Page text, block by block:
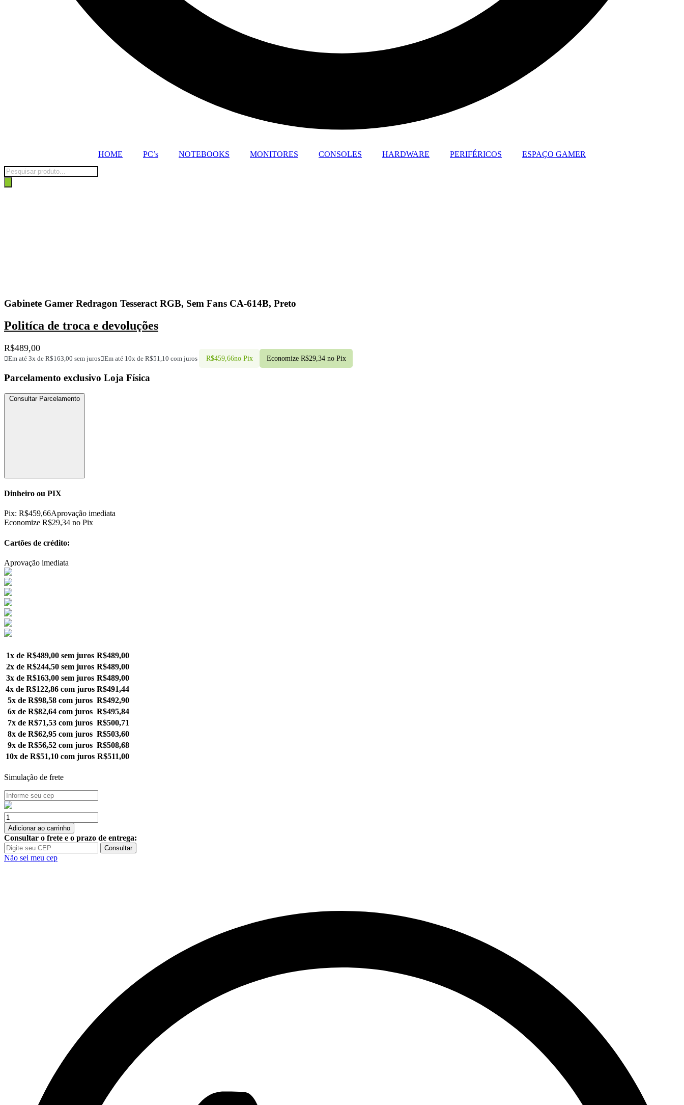
HOME PC’s NOTEBOOKS MONITORES CONSOLES HARDWARE PERIFÉRICOS
ESPAÇO GAMER
Pesquisar
produtos
Gabinete Gamer Redragon Tesseract RGB, Sem Fans CA-614B, Preto
Politíca de troca e devoluções
R$489,00
Em até 3x de R$163,00 sem juros Em até 10x de R$51,10 com juros R$459,66no Pix Economize R$29,34no Pix
Parcelamento exclusivo Loja Física
Consultar Parcelamento
Dinheiro ou PIX
Pix: R$459,66Aprovação imediata
Economize R$29,34 no Pix
Cartões de crédito:
Aprovação imediata
1x de R$489,00 sem juros R$489,00
2x de R$244,50 sem juros R$489,00
3x de R$163,00 sem juros R$489,00
4x de R$122,86 com juros R$491,44
5x de R$98,58 com juros R$492,90
6x de R$82,64 com juros R$495,84
7x de R$71,53 com juros R$500,71
8x de R$62,95 com juros R$503,60
9x de R$56,52 com juros R$508,68
10x de R$51,10 com juros R$511,00
Simulação de frete
Gabinete
Gamer
Redragon
Tesseract
RGB,
Sem
Adicionar ao carrinho
Consultar o frete e o prazo de entrega:
Consultar
Não sei meu cep